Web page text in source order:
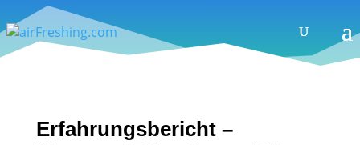
Erfahrungsbericht –